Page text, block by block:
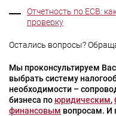
Отчетность по ЕСВ:
проверку
Остались вопросы?
Мы проконсультируем
выбрать систему
необходимости –
бизнеса по юридическим,
финансовым вопросам. И